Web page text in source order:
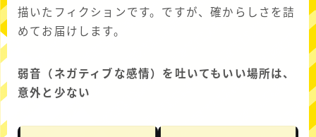
描いたフィクションです。ですが、確からしさを詰
めてお届けします。
弱音（ネガティブな感情）を吐いてもいい場所は、
意外と少ない